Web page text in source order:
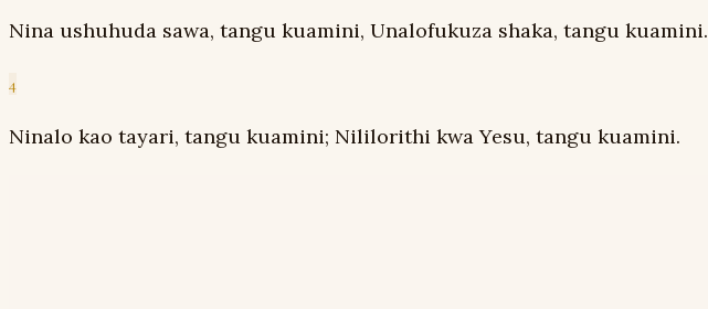
Nina ushuhuda sawa, tangu kuamini, Unalofukuza shaka, tangu kuamini.
4
Ninalo kao tayari, tangu kuamini; Nililorithi kwa Yesu, tangu kuamini.